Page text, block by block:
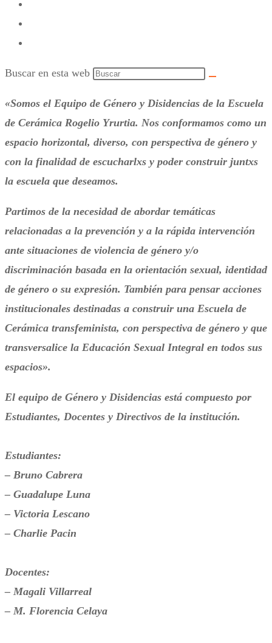
Buscar en esta web
«Somos el Equipo de Género y Disidencias de la Escuela
de Cerámica Rogelio Yrurtia. Nos conformamos como un
espacio horizontal, diverso, con perspectiva de género y
con la finalidad de escucharlxs y poder construir juntxs
la escuela que deseamos.
Partimos de la necesidad de abordar temáticas
relacionadas a la prevención y a la rápida intervención
ante situaciones de violencia de género y/o
discriminación basada en la orientación sexual, identidad
de género o su expresión. También para pensar acciones
institucionales destinadas a construir una Escuela de
Cerámica transfeminista, con perspectiva de género y que
transversalice la Educación Sexual Integral en todos sus
espacios».
El equipo de Género y Disidencias está compuesto por
Estudiantes, Docentes y Directivos de la institución.
Estudiantes:
– Bruno Cabrera
– Guadalupe Luna
– Victoria Lescano
– Charlie Pacin
Docentes:
– Magali Villarreal
– M. Florencia Celaya